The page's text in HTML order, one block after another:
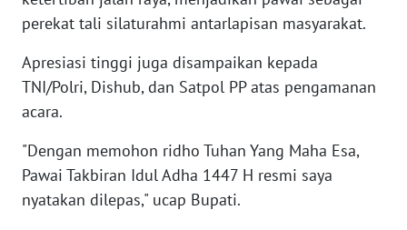
perekat tali silaturahmi antarlapisan masyarakat.
Apresiasi tinggi juga disampaikan kepada
TNI/Polri, Dishub, dan Satpol PP atas pengamanan
acara.
"Dengan memohon ridho Tuhan Yang Maha Esa,
Pawai Takbiran Idul Adha 1447 H resmi saya
nyatakan dilepas," ucap Bupati.
WN
SUMSEL
WN
BENGKULU
LAMPUNG
WN